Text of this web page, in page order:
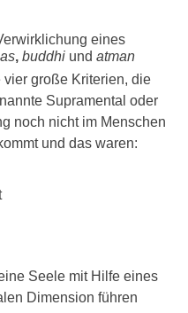
eines
, buddhi und atman
große Kriterien, die
Supramental oder
noch nicht im Menschen
und das waren:
Seele mit Hilfe eines
Dimension führen